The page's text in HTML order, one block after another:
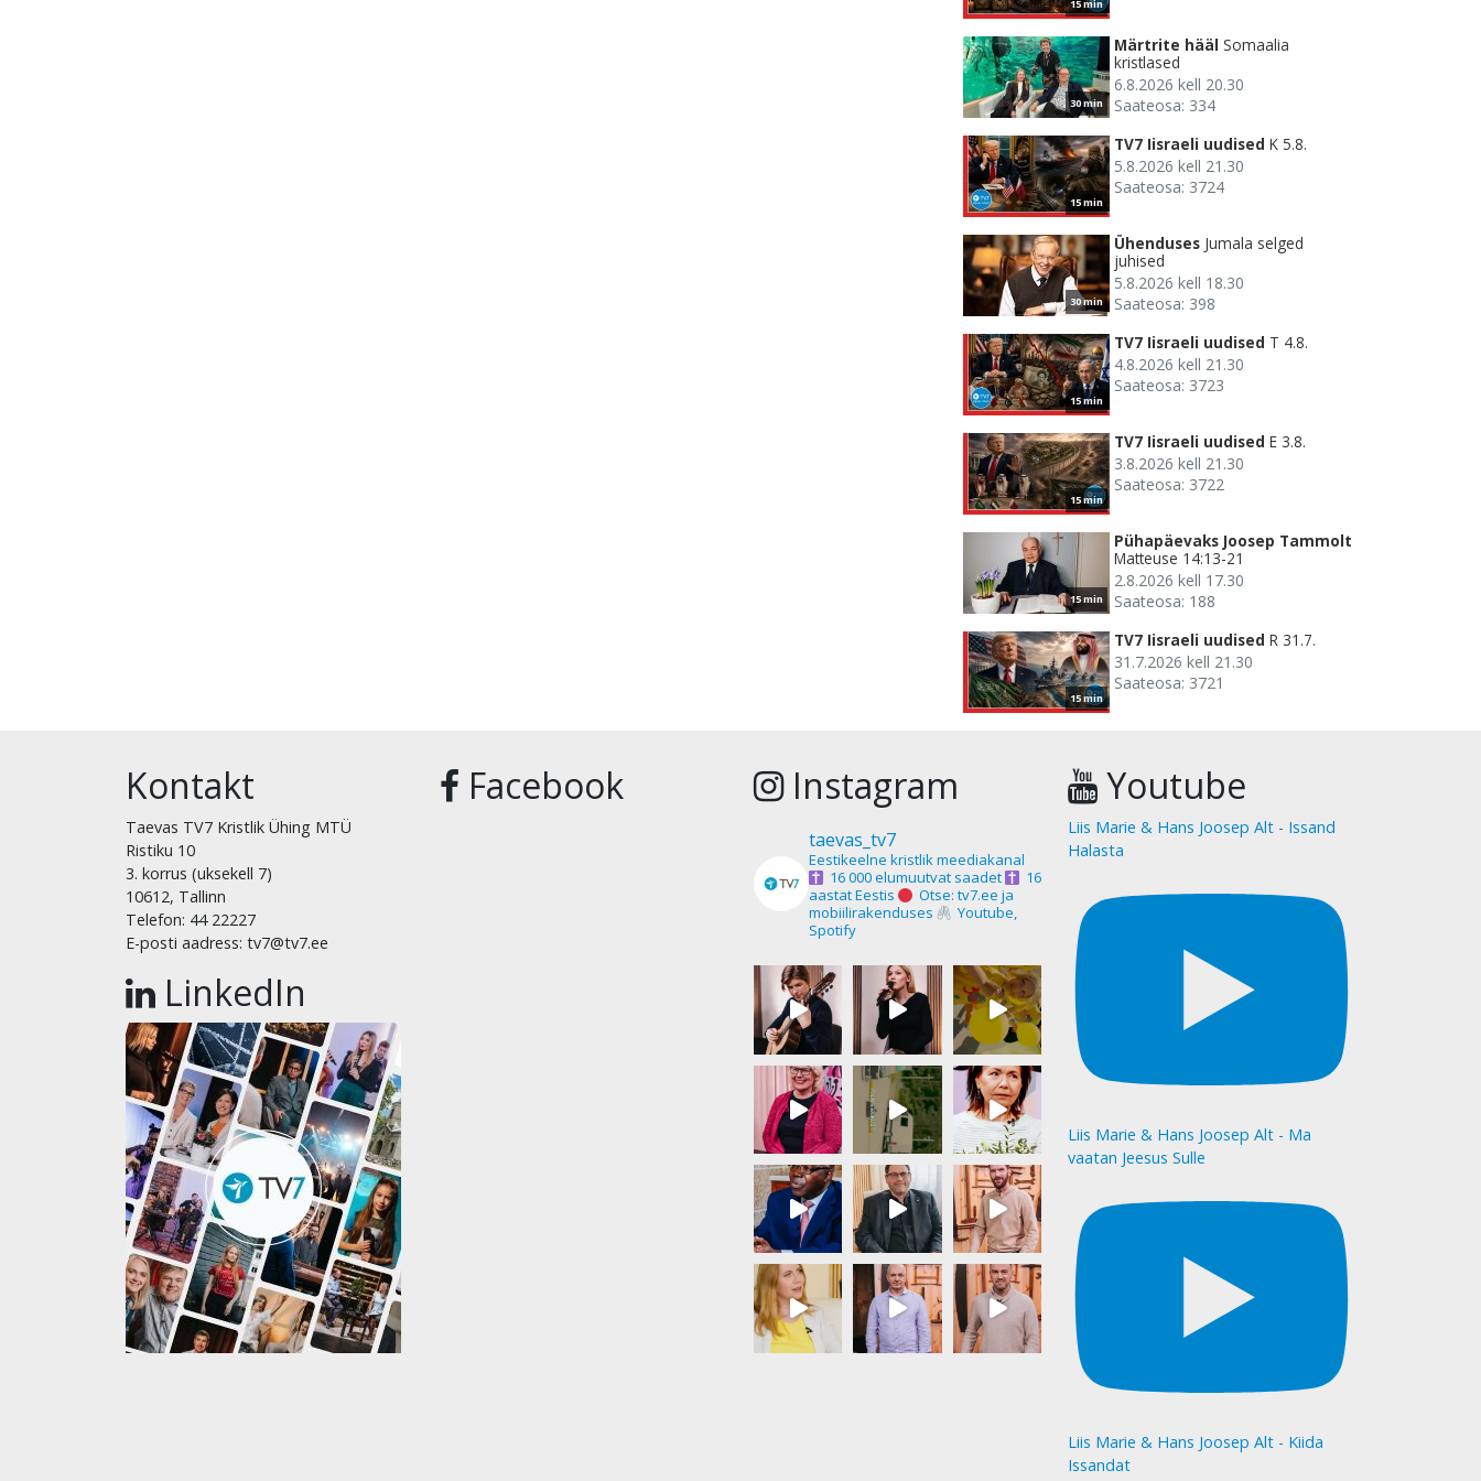
15 min
30 min
Märtrite hääl Somaalia
kristlased
6.8.2026 kell 20.30
Saateosa: 334
15 min
TV7 Iisraeli uudised K 5.8.
5.8.2026 kell 21.30
Saateosa: 3724
30 min
Ühenduses Jumala selged
juhised
5.8.2026 kell 18.30
Saateosa: 398
15 min
TV7 Iisraeli uudised T 4.8.
4.8.2026 kell 21.30
Saateosa: 3723
15 min
TV7 Iisraeli uudised E 3.8.
3.8.2026 kell 21.30
Saateosa: 3722
15 min
Pühapäevaks Joosep Tammolt
Matteuse 14:13-21
2.8.2026 kell 17.30
Saateosa: 188
15 min
TV7 Iisraeli uudised R 31.7.
31.7.2026 kell 21.30
Saateosa: 3721
Kontakt
Taevas TV7 Kristlik Ühing MTÜ
Ristiku 10
3. korrus (uksekell 7)
10612, Tallinn
Telefon: 44 22227
E-posti aadress: tv7@tv7.ee
LinkedIn
Facebook Instagram
taevas_tv7
Eestikeelne kristlik meediakanal
16 000 elumuutvat saadet
16
aastat Eestis
Otse: tv7.ee ja
mobiilirakenduses
Youtube,
Spotify
Youtube
Liis Marie & Hans Joosep Alt - Issand
Halasta
Liis Marie & Hans Joosep Alt - Ma
vaatan Jeesus Sulle
Liis Marie & Hans Joosep Alt - Kiida
Issandat